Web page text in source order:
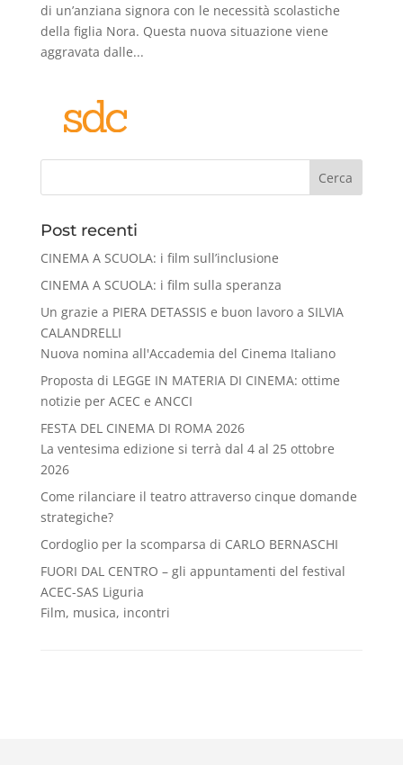
di un’anziana signora con le necessità scolastiche
della figlia Nora. Questa nuova situazione viene
aggravata dalle...
Cerca
Post recenti
CINEMA A SCUOLA: i film sull’inclusione
CINEMA A SCUOLA: i film sulla speranza
Un grazie a PIERA DETASSIS e buon lavoro a SILVIA
CALANDRELLI
Nuova nomina all'Accademia del Cinema Italiano
Proposta di LEGGE IN MATERIA DI CINEMA: ottime
notizie per ACEC e ANCCI
FESTA DEL CINEMA DI ROMA 2026
La ventesima edizione si terrà dal 4 al 25 ottobre
2026
Come rilanciare il teatro attraverso cinque domande
strategiche?
Cordoglio per la scomparsa di CARLO BERNASCHI
FUORI DAL CENTRO – gli appuntamenti del festival
ACEC-SAS Liguria
Film, musica, incontri